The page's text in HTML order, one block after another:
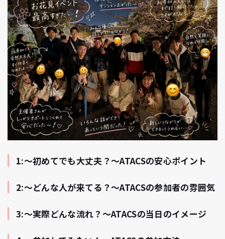
1:〜初めてでも大丈夫？〜ATACSの安心ポイント
2:〜どんな人が来てる？〜ATACSの参加者の雰囲気
3:〜実際どんな流れ？〜ATACSの当日のイメージ